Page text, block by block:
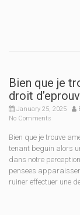
Bien que je
droit
January 25, 2025
No Comments
Bien que je trouve
tenant beguin alors
dans notre
pensees
ruiner effectuer une